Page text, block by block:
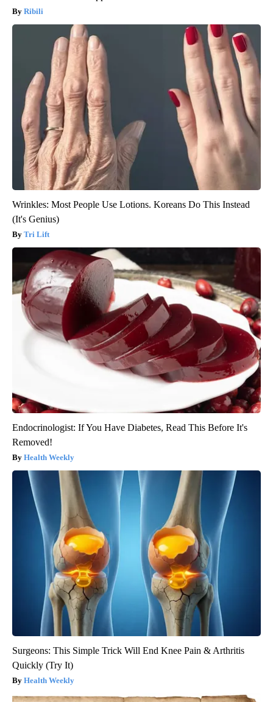
Ribili
Wrinkles: Most People Use Lotions. Koreans Do This Instead
(It's Genius)
Tri Lift
Endocrinologist: If You Have Diabetes, Read This Before It's
Removed!
Health Weekly
Surgeons: This Simple Trick Will End Knee Pain & Arthritis
Quickly (Try It)
Health Weekly